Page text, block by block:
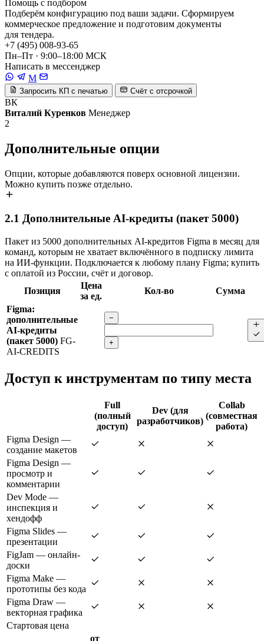
Помощь с подбором
Подберём конфигурацию под ваши задачи. Сформируем
коммерческое предложение и подготовим документы
для тендера.
+7 (495) 008-93-65
Пн–Пт · 9:00–18:00 МСК
Написать в мессенджер
M
Запросить КП с печатью Счёт с отсрочкой
ВК
Виталий Куренков Менеджер
2
Дополнительные опции
Опции, которые добавляются поверх основной лицензии.
Можно купить позже отдельно.
2.1 Дополнительные AI-кредиты (пакет 5000)
Пакет из 5000 дополнительных AI-кредитов Figma в месяц для
команд, которым не хватает включённого в подписку лимита
на ИИ-функции. Подключается к любому плану Figma; купить
с оплатой из России, счёт и договор.
Позиция
Цена
за ед.
Кол-во
Сумма
Figma:
дополнительные
AI-кредиты
(пакет 5000) FG-
AI-CREDITS
−
+
Доступ к инструментам по типу места
Full
(полный
доступ)
Dev (для
разработчиков)
Collab
(совместная
работа)
Figma Design —
создание макетов
Figma Design —
просмотр и
комментарии
Dev Mode —
инспекция и
хендофф
Figma Slides —
презентации
FigJam — онлайн-
доски
Figma Make —
прототипы без кода
Figma Draw —
векторная графика
Стартовая цена
от